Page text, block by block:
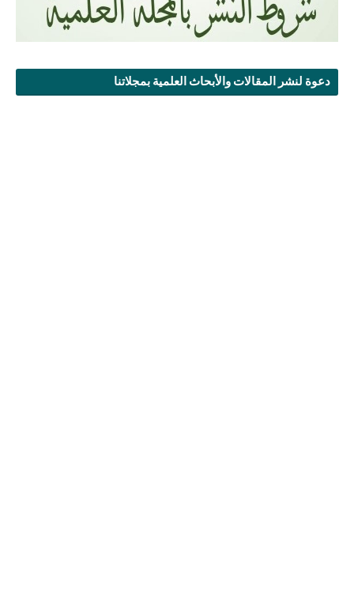
دعوة لنشر المقالات والأبحاث العلمية بمجلاتنا